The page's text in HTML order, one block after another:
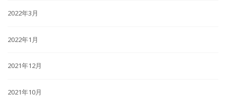
2022年3月
2022年1月
2021年12月
2021年10月